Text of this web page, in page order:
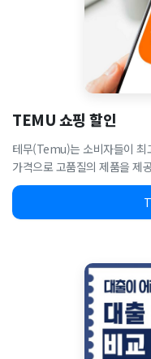
TEMU 쇼핑 할인
테무(Temu)는 소비자들이 최
가격으로 고품질의 제품을 제